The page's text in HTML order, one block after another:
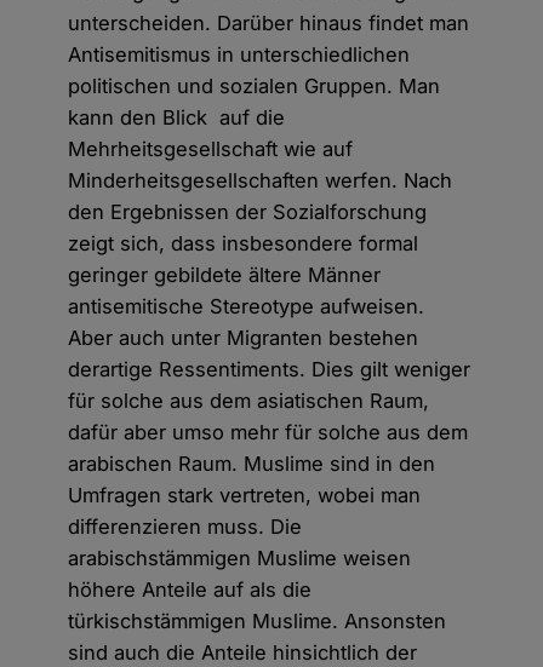
unterscheiden. Darüber hinaus findet man
Antisemitismus in unterschiedlichen
politischen und sozialen Gruppen. Man
kann den Blick auf die
Mehrheitsgesellschaft wie auf
Minderheitsgesellschaften werfen. Nach
den Ergebnissen der Sozialforschung
zeigt sich, dass insbesondere formal
geringer gebildete ältere Männer
antisemitische Stereotype aufweisen.
Aber auch unter Migranten bestehen
derartige Ressentiments. Dies gilt weniger
für solche aus dem asiatischen Raum,
dafür aber umso mehr für solche aus dem
arabischen Raum. Muslime sind in den
Umfragen stark vertreten, wobei man
differenzieren muss. Die
arabischstämmigen Muslime weisen
höhere Anteile auf als die
türkischstämmigen Muslime. Ansonsten
sind auch die Anteile hinsichtlich der